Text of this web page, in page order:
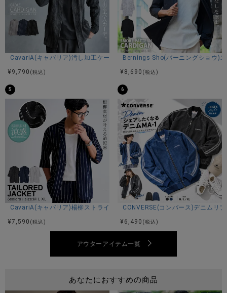
イズにフィット、裾口はスピンドルで絞ることが可能で、秋
～春に対応いただける防寒仕様です。
ストレッチも効いているので快適な着心地です。
大人カジュアル、ストリートスタイル、スポーツMIXスタイル
におすすめのマウンテンパーカーです。
※モデル画像は照明などの影響により実際の商品と異なる場合
サイズ(cm)
44(M)：着丈71身幅57肩幅53袖丈62
46(L)：着丈76身幅59肩幅55袖丈64
※平置き計測。
素材
表地：ポリエステル100%
裏地：ポリエステル100%
CavariA(キャバリア)汚し加工ケーブルカーディガン/全3色
¥ 9,790 (税込)
Bernings Sho(バーニングショウ)
¥ 8,690 (税込)
5
CavariA(キャバリア)楊柳ストライプ7分袖ジャケット/全3色
¥7,590 (税込)
6
CONVERSE(コンバース)デニムリ
¥ 6,490 (税込)
アウターアイテム一覧
あなたにおすすめの商品